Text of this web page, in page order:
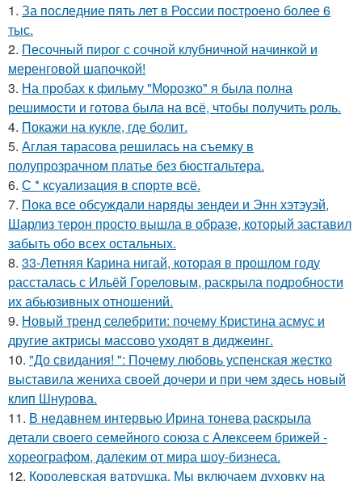
1. За последние пять лет в России построено более 6
тыс.
2. Песочный пирог с сочной клубничной начинкой и
меренговой шапочкой!
3. На пробах к фильму "Морозко" я была полна
решимости и готова была на всё, чтобы получить роль.
4. Покажи на кукле, где болит.
5. Аглая тарасова решилась на съемку в
полупрозрачном платье без бюстгальтера.
6. С * ксуализация в спорте всё.
7. Пока все обсуждали наряды зендеи и Энн хэтэуэй,
Шарлиз терон просто вышла в образе, который заставил
забыть обо всех остальных.
8. 33-Летняя Карина нигай, которая в прошлом году
рассталась с Ильёй Гореловым, раскрыла подробности
их абьюзивных отношений.
9. Новый тренд селебрити: почему Кристина асмус и
другие актрисы массово уходят в диджеинг.
10. "До свидания! ": Почему любовь успенская жестко
выставила жениха своей дочери и при чем здесь новый
клип Шнурова.
11. В недавнем интервью Ирина тонева раскрыла
детали своего семейного союза с Алексеем брижей -
хореографом, далеким от мира шоу-бизнеса.
12. Королевская ватрушка. Мы включаем духовку на